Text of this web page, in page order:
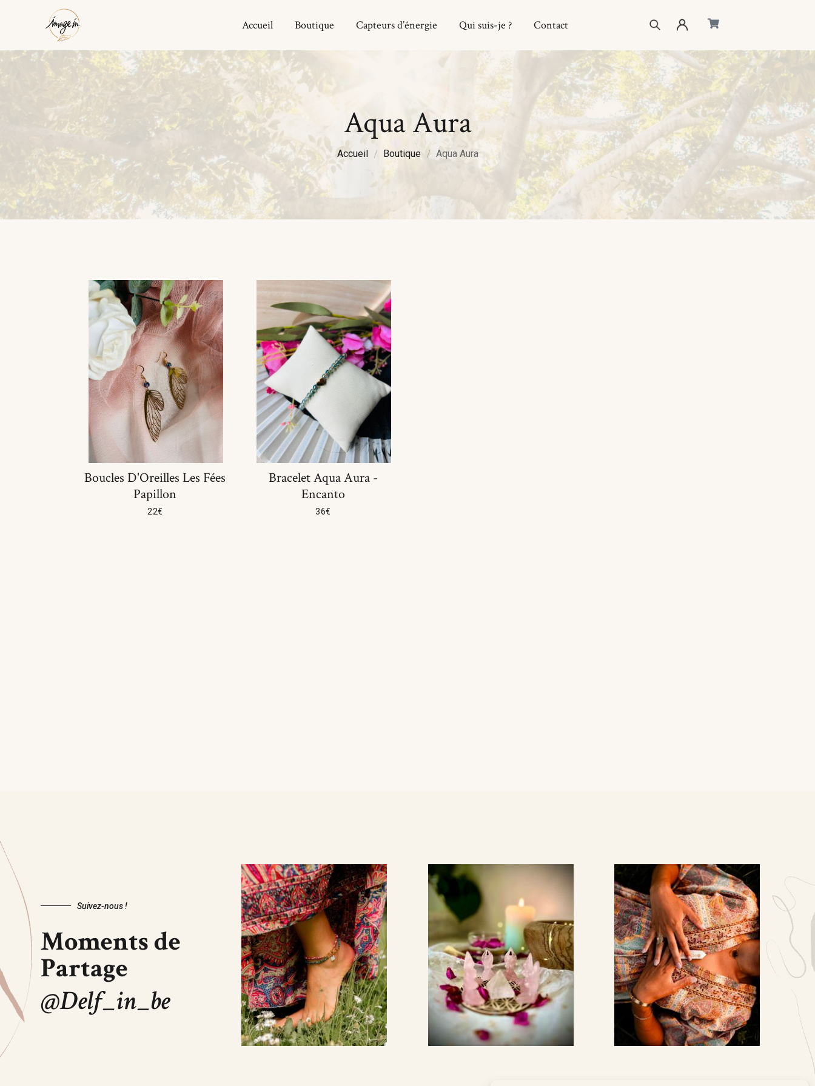
Accueil Boutique
Boucles d’Oreilles
Maison
Pyramide
Apatite
Cornaline
Cristal de Roche
Jade
Pierre de Lune
Quartz
Tourmaline
Turquoise
Bleu
Noire
Doré / Brun
Jaune
Accueil
Boutique
Capteurs d’énergie
Qui suis-je ?
Contact
Capteurs d’énergie Qui suis-je ? Contact
Aqua Aura
Accueil Boutique Aqua Aura
Boucles D'Oreilles Les Fées
Papillon
22€
Bracelet Aqua Aura -
Encanto
36€
Suivez-nous !
Moments de
Partage
@Delf_in_be